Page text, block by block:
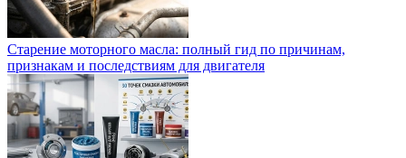
Старение моторного масла: полный гид по причинам,
признакам и последствиям для двигателя